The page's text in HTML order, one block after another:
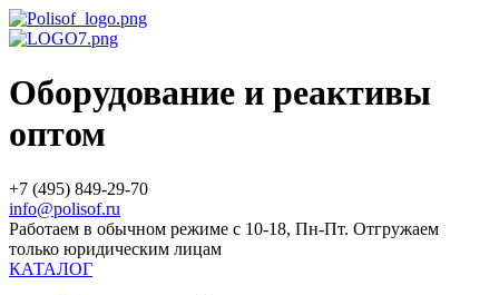
Оборудование и реактивы
оптом
+7 (495) 849-29-70
info@polisof.ru
Работаем в обычном режиме с 10-18, Пн-Пт. Отгружаем
только юридическим лицам
КАТАЛОГ